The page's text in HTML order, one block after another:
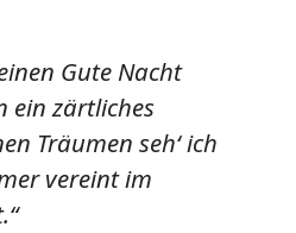
Gute Nacht
ein zärtliches
Träumen seh‘ ich
vereint im